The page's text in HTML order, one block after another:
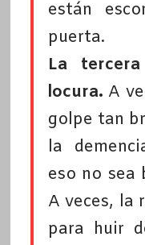
están
puerta.
La
locura. A
golpe tan
la
eso no sea
A veces, la
para huir